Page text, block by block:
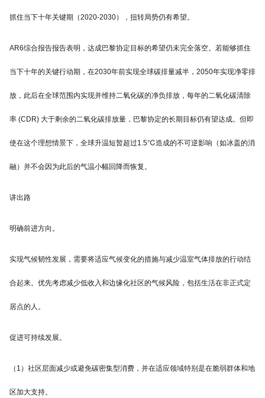
抓住当下十年关键期（2020-2030），扭转局势仍有希望。
AR6综合报告报告表明，达成巴黎协定目标的希望仍未完全落空。若能够抓住
当下十年的关键行动期，在2030年前实现全球碳排量减半，2050年实现净零排
放，此后在全球范围内实现并维持二氧化碳的净负排放，每年的二氧化碳清除
率 (CDR) 大于剩余的二氧化碳排放量，巴黎协定的长期目标仍有望达成。但即
使在这个理想情景下，全球升温短暂超过1.5℃造成的不可逆影响（如冰盖的消
融）并不会因为此后的气温小幅回降而恢复。
讲出路
明确前进方向。
实现气候韧性发展，需要将适应气候变化的措施与减少温室气体排放的行动结
合起来。优先考虑减少低收入和边缘化社区的气候风险，包括生活在非正式定
居点的人。
促进可持续发展。
（1）社区层面减少或避免碳密集型消费，并在适应领域特别是在脆弱群体和地
区加大支持。